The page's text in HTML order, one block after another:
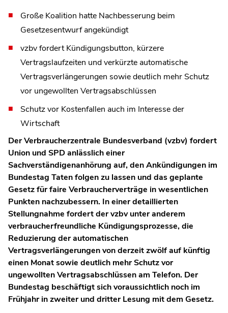
Große Koalition hatte Nachbesserung beim
Gesetzesentwurf angekündigt
vzbv fordert Kündigungsbutton, kürzere
Vertragslaufzeiten und verkürzte automatische
Vertragsverlängerungen sowie deutlich mehr Schutz
vor ungewollten Vertragsabschlüssen
Schutz vor Kostenfallen auch im Interesse der
Wirtschaft
Der Verbraucherzentrale Bundesverband (vzbv) fordert
Union und SPD anlässlich einer
Sachverständigenanhörung auf, den Ankündigungen im
Bundestag Taten folgen zu lassen und das geplante
Gesetz für faire Verbraucherverträge in wesentlichen
Punkten nachzubessern. In einer detaillierten
Stellungnahme fordert der vzbv unter anderem
verbraucherfreundliche Kündigungsprozesse, die
Reduzierung der automatischen
Vertragsverlängerungen von derzeit zwölf auf künftig
einen Monat sowie deutlich mehr Schutz vor
ungewollten Vertragsabschlüssen am Telefon. Der
Bundestag beschäftigt sich voraussichtlich noch im
Frühjahr in zweiter und dritter Lesung mit dem Gesetz.